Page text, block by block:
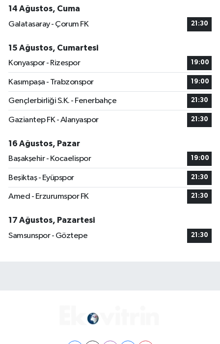
14 Ağustos, Cuma
Galatasaray - Çorum FK
21:30
15 Ağustos, Cumartesi
Konyaspor - Rizespor
19:00
Kasımpaşa - Trabzonspor 19:00
Gençlerbirliği S.K. - Fenerbahçe 21:30
Gaziantep FK - Alanyaspor 21:30
16 Ağustos, Pazar
Başakşehir - Kocaelispor
19:00
Beşiktaş - Eyüpspor 21:30
Amed - Erzurumspor FK 21:30
17 Ağustos, Pazartesi
Samsunspor - Göztepe
21:30